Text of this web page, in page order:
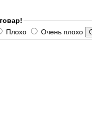
Плохо Очень плохо